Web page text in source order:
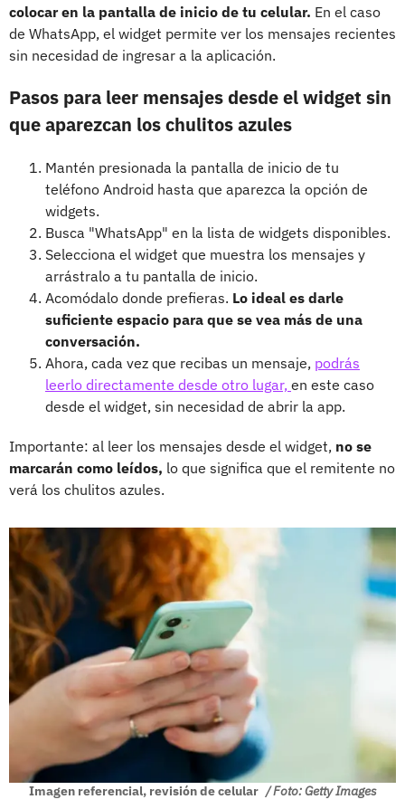
colocar en la pantalla de inicio de tu celular. En el caso
de WhatsApp, el widget permite ver los mensajes recientes
sin necesidad de ingresar a la aplicación.
Pasos para leer mensajes desde el widget sin
que aparezcan los chulitos azules
Mantén presionada la pantalla de inicio de tu
teléfono Android hasta que aparezca la opción de
widgets.
Busca "WhatsApp" en la lista de widgets disponibles.
Selecciona el widget que muestra los mensajes y
arrástralo a tu pantalla de inicio.
Acomódalo donde prefieras. Lo ideal es darle
suficiente espacio para que se vea más de una
conversación.
Ahora, cada vez que recibas un mensaje, podrás
leerlo directamente desde otro lugar, en este caso
desde el widget, sin necesidad de abrir la app.
Importante: al leer los mensajes desde el widget, no se
marcarán como leídos, lo que significa que el remitente no
verá los chulitos azules.
Imagen referencial, revisión de celular / Foto: Getty Images